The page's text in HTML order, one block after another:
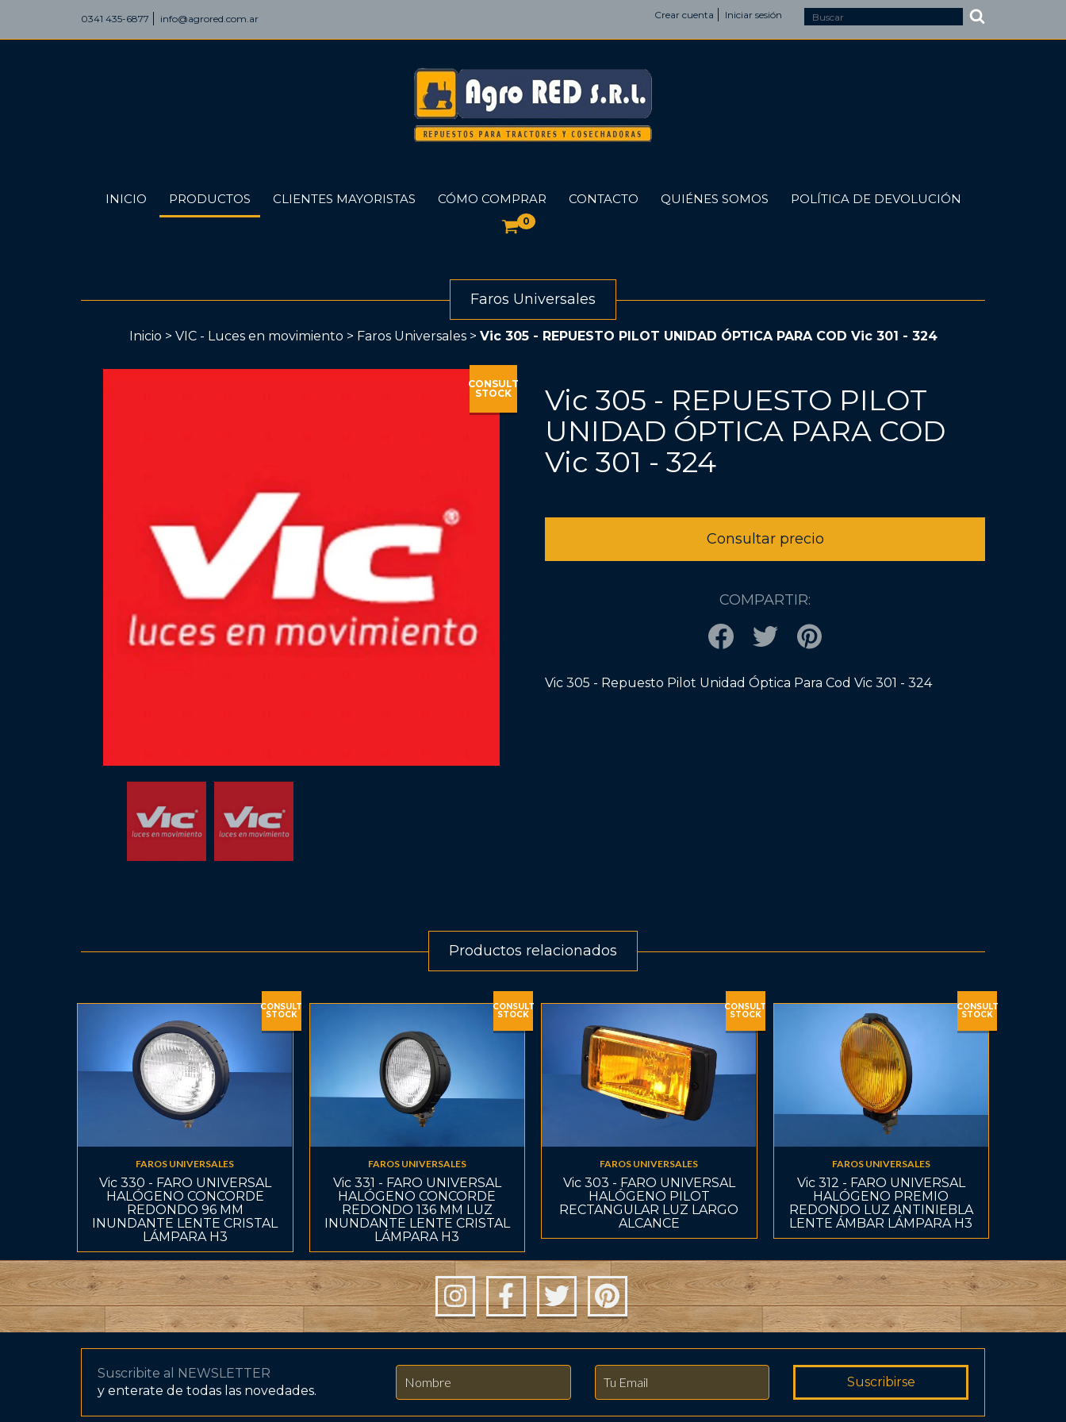
0341 435-6877 info@agrored.com.ar Crear cuenta Iniciar sesión
INICIO PRODUCTOS CLIENTES MAYORISTAS CÓMO COMPRAR CONTACTO QUIÉNES SOMOS POLÍTICA DE DEVOLUCIÓN
0
Faros Universales
Inicio > VIC - Luces en movimiento > Faros Universales > Vic 305 - REPUESTO PILOT UNIDAD ÓPTICA PARA COD Vic 301 - 324
CONSULT
STOCK
Vic 305 - REPUESTO PILOT
UNIDAD ÓPTICA PARA COD
Vic 301 - 324
COMPARTIR:
Vic 305 - Repuesto Pilot Unidad Óptica Para Cod Vic 301 - 324
Productos relacionados
CONSULT
STOCK
FAROS UNIVERSALES
Vic 330 - FARO UNIVERSAL
HALÓGENO CONCORDE
REDONDO 96 MM
INUNDANTE LENTE CRISTAL
LÁMPARA H3
CONSULT
STOCK
FAROS UNIVERSALES
Vic 331 - FARO UNIVERSAL
HALÓGENO CONCORDE
REDONDO 136 MM LUZ
INUNDANTE LENTE CRISTAL
LÁMPARA H3
CONSULT
STOCK
FAROS UNIVERSALES
Vic 303 - FARO UNIVERSAL
HALÓGENO PILOT
RECTANGULAR LUZ LARGO
ALCANCE
CONSULT
STOCK
FAROS UNIVERSALES
Vic 312 - FARO UNIVERSAL
HALÓGENO PREMIO
REDONDO LUZ ANTINIEBLA
LENTE ÁMBAR LÁMPARA H3
Suscribite al NEWSLETTER
y enterate de todas las novedades.